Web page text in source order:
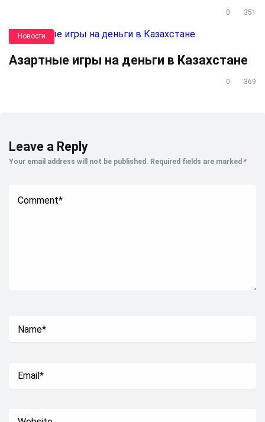
0 351
Новости
Азартные игры на деньги в Казахстане
0 369
Leave a Reply
Your email address will not be published. Required fields are marked *